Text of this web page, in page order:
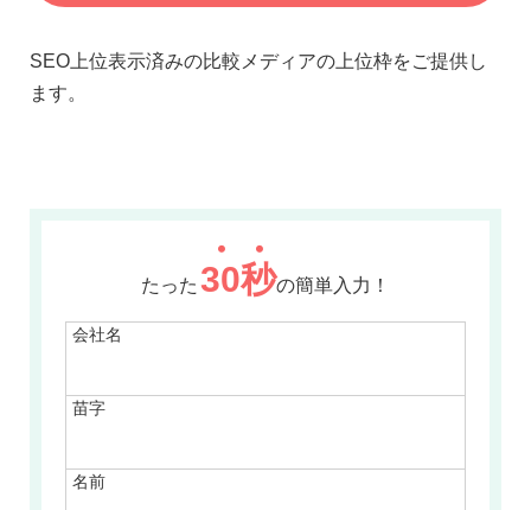
SEO上位表示済みの比較メディアの上位枠をご提供し
ます。
たった 30秒の簡単入力！
会社名
苗字
名前